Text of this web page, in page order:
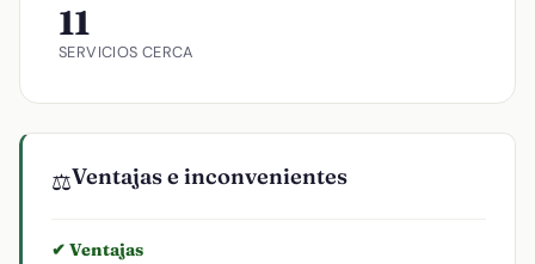
11
SERVICIOS CERCA
⚖️Ventajas e inconvenientes
✔ Ventajas